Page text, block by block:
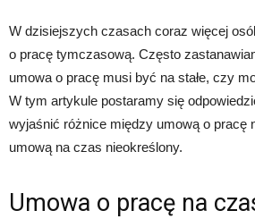
W dzisiejszych czasach coraz więcej
o pracę tymczasową. Często
umowa o pracę musi być na stałe, czy
W tym artykule postaramy się
wyjaśnić różnice między umową o pracę
umową na czas nieokreślony.
Umowa o pracę na